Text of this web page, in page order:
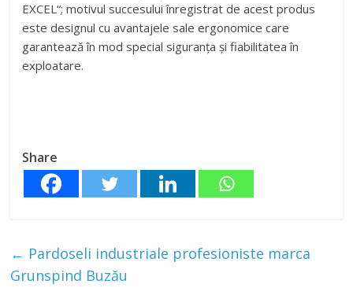
EXCEL“; motivul succesului înregistrat de acest produs
este designul cu avantajele sale ergonomice care
garantează în mod special siguranța și fiabilitatea în
exploatare.
Share
← Pardoseli industriale profesioniste marca
Grunspind Buzău